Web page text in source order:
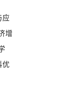
应
增
优